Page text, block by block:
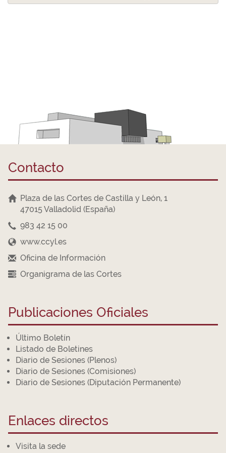
Contacto
Plaza de las Cortes de Castilla y León, 1
47015 Valladolid (España)
983 42 15 00
www.ccyl.es
Oficina de Información
Organigrama de las Cortes
Publicaciones Oficiales
Último Boletín
Listado de Boletines
Diario de Sesiones (Plenos)
Diario de Sesiones (Comisiones)
Diario de Sesiones (Diputación Permanente)
Enlaces directos
Visita la sede